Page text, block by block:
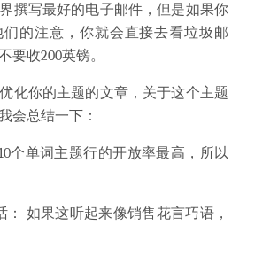
撰写最好的电子邮件，但是如果你
的注意，你就会直接去看垃圾邮
要收200英镑。
化你的主题的文章，关于这个主题
会总结一下：
个单词主题行的开放率最高，所以
： 如果这听起来像销售花言巧语，